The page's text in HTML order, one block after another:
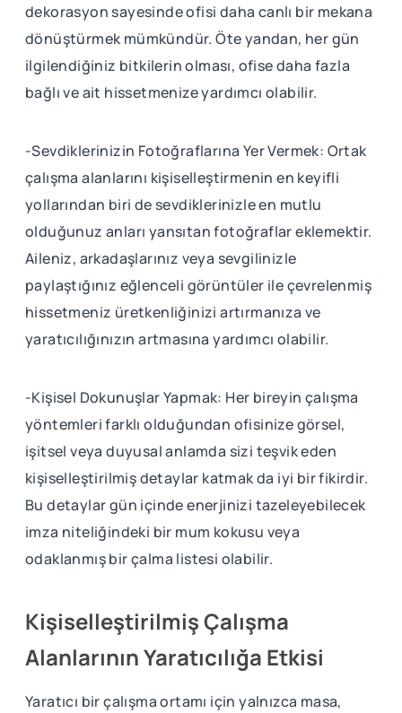
dekorasyon sayesinde ofisi daha canlı bir mekana
dönüştürmek mümkündür. Öte yandan, her gün
ilgilendiğiniz bitkilerin olması, ofise daha fazla
bağlı ve ait hissetmenize yardımcı olabilir.
-Sevdiklerinizin Fotoğraflarına Yer Vermek: Ortak
çalışma alanlarını kişiselleştirmenin en keyifli
yollarından biri de sevdiklerinizle en mutlu
olduğunuz anları yansıtan fotoğraflar eklemektir.
Aileniz, arkadaşlarınız veya sevgilinizle
paylaştığınız eğlenceli görüntüler ile çevrelenmiş
hissetmeniz üretkenliğinizi artırmanıza ve
yaratıcılığınızın artmasına yardımcı olabilir.
-Kişisel Dokunuşlar Yapmak: Her bireyin çalışma
yöntemleri farklı olduğundan ofisinize görsel,
işitsel veya duyusal anlamda sizi teşvik eden
kişiselleştirilmiş detaylar katmak da iyi bir fikirdir.
Bu detaylar gün içinde enerjinizi tazeleyebilecek
imza niteliğindeki bir mum kokusu veya
odaklanmış bir çalma listesi olabilir.
Kişiselleştirilmiş Çalışma
Alanlarının Yaratıcılığa Etkisi
Yaratıcı bir çalışma ortamı için yalnızca masa,